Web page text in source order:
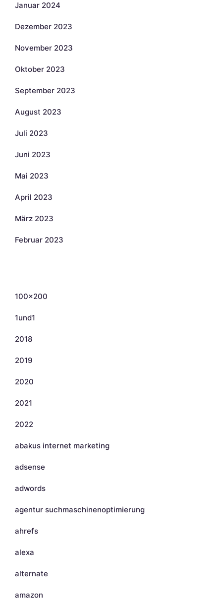
Januar 2024
Dezember 2023
November 2023
Oktober 2023
September 2023
August 2023
Juli 2023
Juni 2023
Mai 2023
April 2023
März 2023
Februar 2023
100×200
1und1
2018
2019
2020
2021
2022
abakus internet marketing
adsense
adwords
agentur suchmaschinenoptimierung
ahrefs
alexa
alternate
amazon